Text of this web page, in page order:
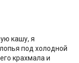
кашу, я
под холодной
крахмала и